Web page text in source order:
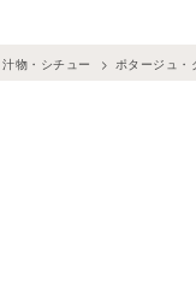
物・シチュー ポタージュ・